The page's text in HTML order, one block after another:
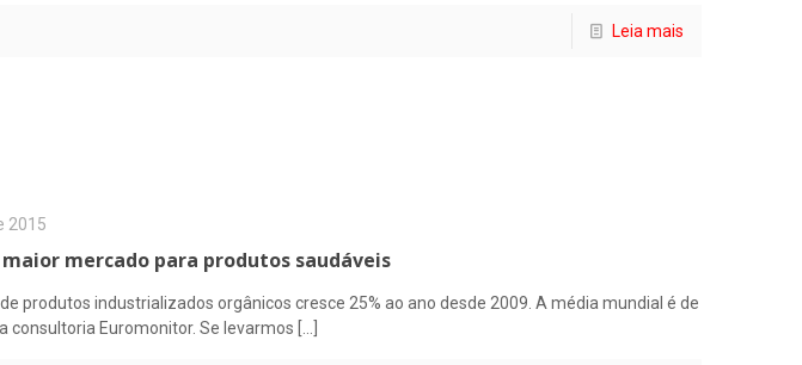
Leia mais
2015
mercado para produtos saudáveis
produtos industrializados orgânicos cresce 25% ao ano desde 2009. A média mundial é de
consultoria Euromonitor. Se levarmos […]